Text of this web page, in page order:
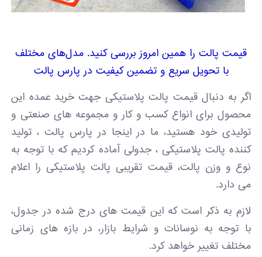
قیمت پالت را همین امروز بررسی کنید. مدل‌های مختلف
با تحویل سریع و تضمین کیفیت در پارس پالت
اگر به دنبال قیمت پالت پلاستیکی جهت خرید عمده این
محصول برای انواع کسب و کار و مجموعه های صنعتی و
تولیدی خود هستید، ما در اینجا در پارس پالت ، تولید
کننده پالت پلاستیکی ، جدولی آماده کردیم که با توجه به
نوع و وزن پالت، قیمت تقریبی پالت پلاستیکی را اعلام
می دارد.
لازم به ذکر است که این قیمت های درج شده در جدول،
با توجه به نوسانات و شرایط بازار، در بازه های زمانی
مختلف تغییر خواهد کرد.